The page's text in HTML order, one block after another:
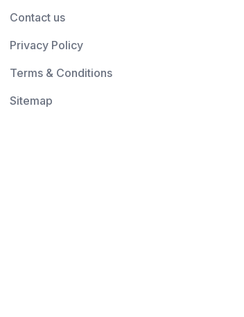
Contact us
Privacy Policy
Terms & Conditions
Sitemap